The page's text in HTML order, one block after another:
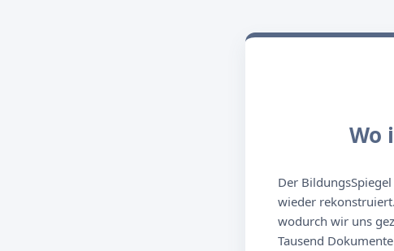
Wo
Der
wieder
wodurch wir uns
Tausend